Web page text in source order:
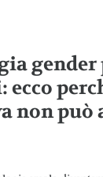
ecco
non può